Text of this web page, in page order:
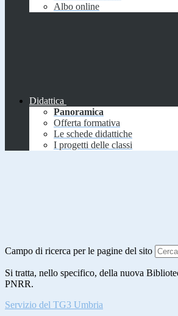
Albo online
Didattica
Panoramica
Offerta formativa
Le schede didattiche
I progetti delle classi
Campo di ricerca per le pagine del sito
Si tratta, nello specifico, della nuova
PNRR.
Servizio del TG3 Umbria